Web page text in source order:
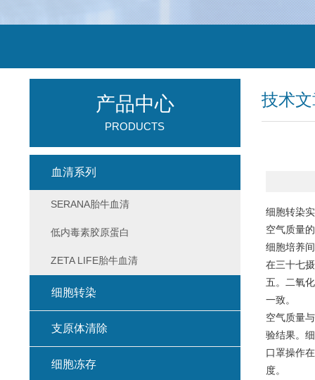
技术
细胞转染
空气质量
细胞培养
在三十七
五。二氧
一致。
空气质量
验结果。
口罩操作
度。
产品中心
PRODUCTS
血清系列
SERANA胎牛血清
低内毒素胶原蛋白
ZETA LIFE胎牛血清
细胞转染
支原体清除
细胞冻存